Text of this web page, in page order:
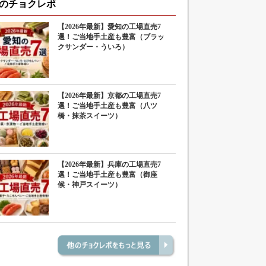
チョクレポ
【2026年最新】愛知の工場直売7
選！ご当地手土産も豊富（ブラッ
クサンダー・ういろ）
【2026年最新】京都の工場直売7
選！ご当地手土産も豊富（八ツ
橋・抹茶スイーツ）
【2026年最新】兵庫の工場直売7
選！ご当地手土産も豊富（御座
候・神戸スイーツ）